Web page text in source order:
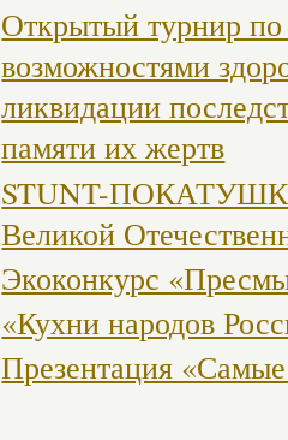
Открытый турнир
возможностями
ликвидации
памяти их жертв
STUNT-
Великой
Экоконкурс
«Кухни народов
Презентация